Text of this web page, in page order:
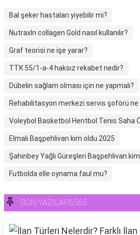
Bal şeker hastaları yiyebilir mi?
NutraxIn collagen Gold nasıl kullanılır?
Graf teorisi ne işe yarar?
TTK 55/1-a-4 haksız rekabet nedir?
Dübelin sağlam olması için ne yapmalı?
Rehabilitasyon merkezi servis şoförü ne
Voleybol Basketbol Hentbol Tenis Saha
Elmalı Başpehlivan kim oldu 2025
Şahinbey Yağlı Güreşleri Başpehlivan
Futbolda elle oynama faul mu?
SON YAZILAR6565